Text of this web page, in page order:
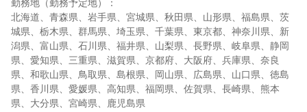
勤務地（勤務予定地）：
北海道、青森県、岩手県、宮城県、秋田県、山形県、福島県、茨
城県、栃木県、群馬県、埼玉県、千葉県、東京都、神奈川県、新
潟県、富山県、石川県、福井県、山梨県、長野県、岐阜県、静岡
県、愛知県、三重県、滋賀県、京都府、大阪府、兵庫県、奈良
県、和歌山県、鳥取県、島根県、岡山県、広島県、山口県、徳島
県、香川県、愛媛県、高知県、福岡県、佐賀県、長崎県、熊本
県、大分県、宮崎県、鹿児島県